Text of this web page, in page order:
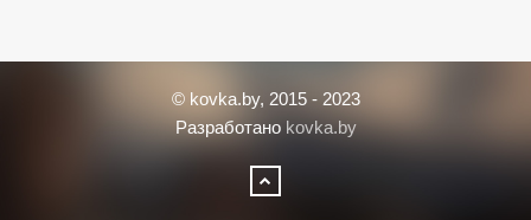
© kovka.by, 2015 - 2023
Разработано kovka.by